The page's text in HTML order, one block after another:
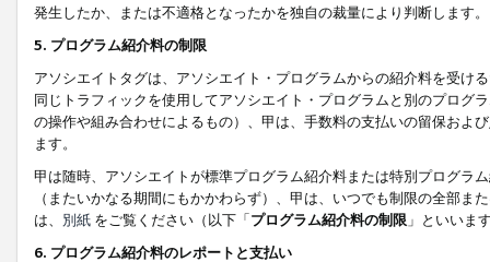
発生したか、または不適格となったかを独自の裁量により判断します。
5. プログラム紹介料の制限
アソシエイトタグは、アソシエイト・プログラムからの紹介料を受け
同じトラフィックを使用してアソシエイト・プログラムと別のプログ
の操作や組み合わせによるもの）、甲は、手数料の支払いの留保およ
ます。
甲は随時、アソシエイトが標準プログラム紹介料または特別プログラ
（またいかなる期間にもかかわらず）、甲は、いつでも制限の全部
は、 別紙 をご覧ください（以下「プログラム紹介料の制限 」といいま
6. プログラム紹介料のレポートと支払い